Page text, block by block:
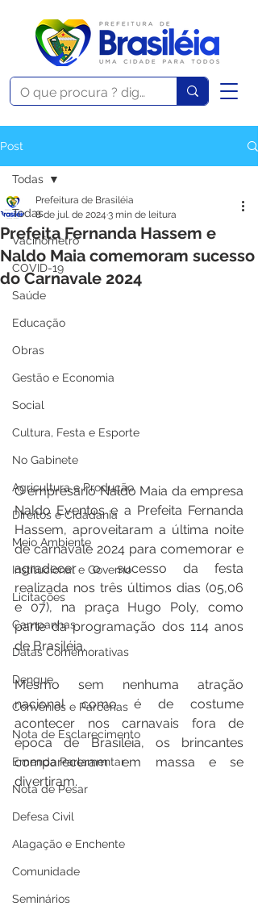
Post
Todas
Vacinômetro
COVID-19
Saúde
Educação
Obras
Gestão e Economia
Social
Cultura, Festa e Esporte
No Gabinete
Agricultura e Produção
Direitos e Cidadania
Meio Ambiente
Institucional e Governo
Licitações
Campanhas
Datas Comemorativas
Dengue
Convênios e Parcerias
Nota de Esclarecimento
Emenda Parlamentar
Nota de Pesar
Defesa Civil
Alagação e Enchente
Comunidade
Seminários
Todas
Prefeita Fernanda Hassem e
Naldo Maia comemoram sucesso
do Carnavale 2024
Prefeitura de Brasiléia
8 de jul. de 2024 3 min de leitura
O empresário Naldo Maia da empresa
Naldo Eventos e a Prefeita Fernanda
Hassem, aproveitaram a última noite
de carnavale 2024 para comemorar e
agradecer o sucesso da festa
realizada nos três últimos dias (05,06
e 07), na praça Hugo Poly, como
parte da programação dos 114 anos
de Brasiléia.
Mesmo sem nenhuma atração
nacional como é de costume
acontecer nos carnavais fora de
época de Brasiléia, os brincantes
compareceram em massa e se
divertiram.